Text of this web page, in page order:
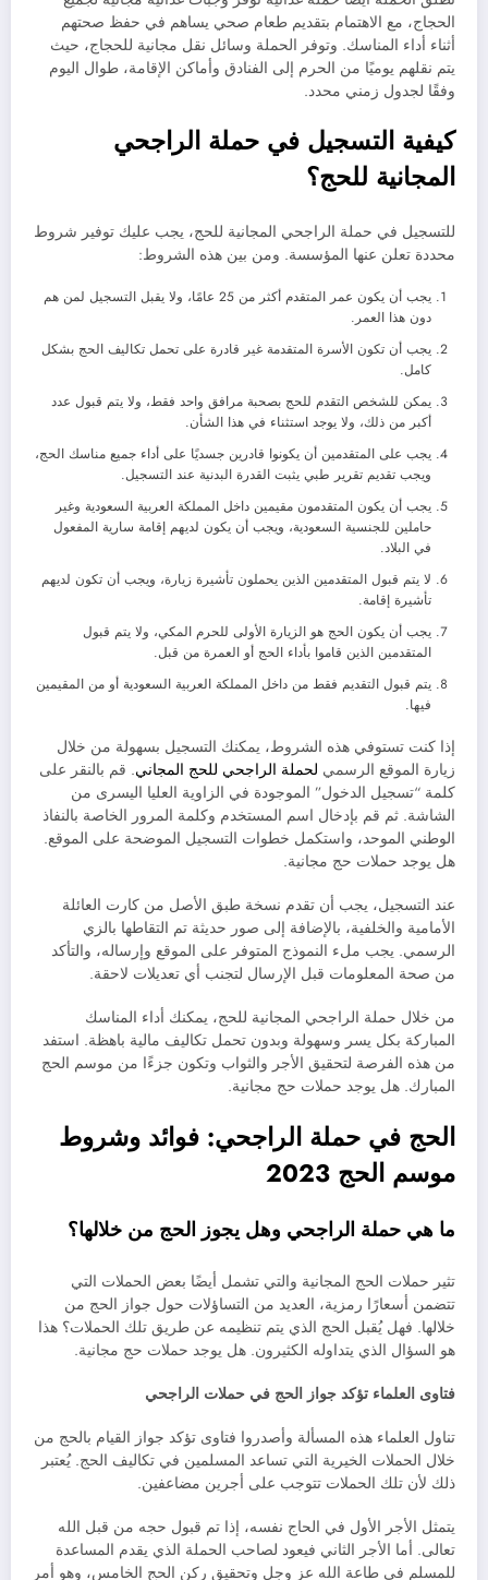
الحجاج، مع الاهتمام بتقديم طعام صحي يساهم في حفظ صحتهم
أثناء أداء المناسك. وتوفر الحملة وسائل نقل مجانية للحجاج، حيث
يتم نقلهم يوميًا من الحرم إلى الفنادق وأماكن الإقامة، طوال اليوم
وفقًا لجدول زمني محدد.
كيفية التسجيل في حملة الراجحي
المجانية للحج؟
للتسجيل في حملة الراجحي المجانية للحج، يجب عليك توفير شروط
محددة تعلن عنها المؤسسة. ومن بين هذه الشروط:
يجب أن يكون عمر المتقدم أكثر من 25 عامًا، ولا يقبل التسجيل لمن هم
دون هذا العمر.
يجب أن تكون الأسرة المتقدمة غير قادرة على تحمل تكاليف الحج بشكل
كامل.
يمكن للشخص التقدم للحج بصحبة مرافق واحد فقط، ولا يتم قبول عدد
أكبر من ذلك، ولا يوجد استثناء في هذا الشأن.
يجب على المتقدمين أن يكونوا قادرين جسديًا على أداء جميع مناسك الحج،
ويجب تقديم تقرير طبي يثبت القدرة البدنية عند التسجيل.
يجب أن يكون المتقدمون مقيمين داخل المملكة العربية السعودية وغير
حاملين للجنسية السعودية، ويجب أن يكون لديهم إقامة سارية المفعول
في البلاد.
لا يتم قبول المتقدمين الذين يحملون تأشيرة زيارة، ويجب أن تكون لديهم
تأشيرة إقامة.
يجب أن يكون الحج هو الزيارة الأولى للحرم المكي، ولا يتم قبول
المتقدمين الذين قاموا بأداء الحج أو العمرة من قبل.
يتم قبول التقديم فقط من داخل المملكة العربية السعودية أو من المقيمين
فيها.
إذا كنت تستوفي هذه الشروط، يمكنك التسجيل بسهولة من خلال
زيارة الموقع الرسمي لحملة الراجحي للحج المجاني. قم بالنقر على
كلمة “تسجيل الدخول” الموجودة في الزاوية العليا اليسرى من
الشاشة. ثم قم بإدخال اسم المستخدم وكلمة المرور الخاصة بالنفاذ
الوطني الموحد، واستكمل خطوات التسجيل الموضحة على الموقع.
هل يوجد حملات حج مجانية.
عند التسجيل، يجب أن تقدم نسخة طبق الأصل من كارت العائلة
الأمامية والخلفية، بالإضافة إلى صور حديثة تم التقاطها بالزي
الرسمي. يجب ملء النموذج المتوفر على الموقع وإرساله، والتأكد
من صحة المعلومات قبل الإرسال لتجنب أي تعديلات لاحقة.
من خلال حملة الراجحي المجانية للحج، يمكنك أداء المناسك
المباركة بكل يسر وسهولة وبدون تحمل تكاليف مالية باهظة. استفد
من هذه الفرصة لتحقيق الأجر والثواب وتكون جزءًا من موسم الحج
المبارك. هل يوجد حملات حج مجانية.
الحج في حملة الراجحي: فوائد وشروط
موسم الحج 2023
ما هي حملة الراجحي وهل يجوز الحج من خلالها؟
تثير حملات الحج المجانية والتي تشمل أيضًا بعض الحملات التي
تتضمن أسعارًا رمزية، العديد من التساؤلات حول جواز الحج من
خلالها. فهل يُقبل الحج الذي يتم تنظيمه عن طريق تلك الحملات؟ هذا
هو السؤال الذي يتداوله الكثيرون. هل يوجد حملات حج مجانية.
فتاوى العلماء تؤكد جواز الحج في حملات الراجحي
تناول العلماء هذه المسألة وأصدروا فتاوى تؤكد جواز القيام بالحج من
خلال الحملات الخيرية التي تساعد المسلمين في تكاليف الحج. يُعتبر
ذلك لأن تلك الحملات تتوجب على أجرين مضاعفين.
يتمثل الأجر الأول في الحاج نفسه، إذا تم قبول حجه من قبل الله
تعالى. أما الأجر الثاني فيعود لصاحب الحملة الذي يقدم المساعدة
للمسلم في طاعة الله عز وجل وتحقيق ركن الحج الخامس، وهو أمر